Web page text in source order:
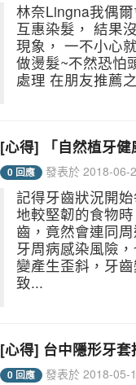
林奈Lingna我偶
互惠染髮， 結果
現象， 一不小心
做燙髮~不然恐怕
處理 在朋友推薦
[心得] 「自然植牙
0 回應 發表於 2018-06-
記得牙齒狀況開
地較堅韌的食物
齒，竟然會連同
牙周病感染風險
變產生歪斜，牙
致...
[心得] 台中隱形牙
0 回應 發表於 2018-05-